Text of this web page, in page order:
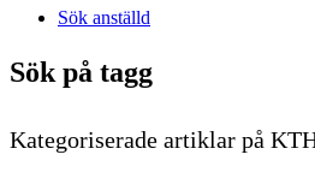
Sök anställd
Sök på tagg
Kategoriserade artiklar på